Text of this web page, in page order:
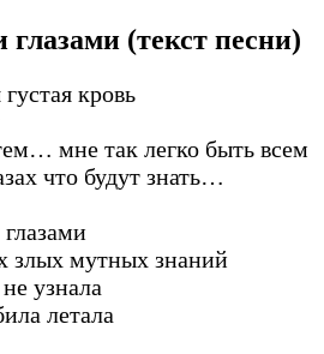
(текст песни)
кровь
мне так легко быть всем
что будут знать…
злых мутных знаний
узнала
летала